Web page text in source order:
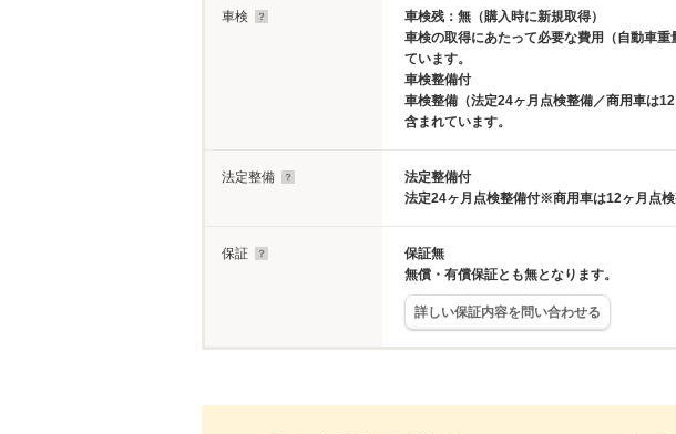
車検
車検残：無（購入時に新規取得）
車検の取得にあたって必要な費用（自動車
ています。
車検整備付
車検整備（法定24ヶ月点検整備／商用車は
含まれています。
法定整備
法定整備付
法定24ヶ月点検整備付※商用車は12ヶ月点
保証
保証無
無償・有償保証とも無となります。
詳しい保証内容を問い合わせる